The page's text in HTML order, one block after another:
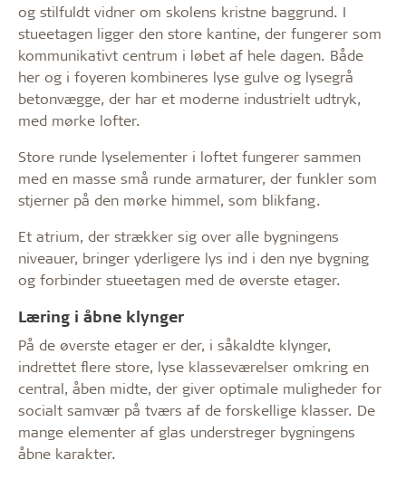
og stilfuldt vidner om skolens kristne baggrund. I
stueetagen ligger den store kantine, der fungerer som
kommunikativt centrum i løbet af hele dagen. Både
her og i foyeren kombineres lyse gulve og lysegrå
betonvægge, der har et moderne industrielt udtryk,
med mørke lofter.
Store runde lyselementer i loftet fungerer sammen
med en masse små runde armaturer, der funkler som
stjerner på den mørke himmel, som blikfang.
Et atrium, der strækker sig over alle bygningens
niveauer, bringer yderligere lys ind i den nye bygning
og forbinder stueetagen med de øverste etager.
Læring i åbne klynger
På de øverste etager er der, i såkaldte klynger,
indrettet flere store, lyse klasseværelser omkring en
central, åben midte, der giver optimale muligheder for
socialt samvær på tværs af de forskellige klasser. De
mange elementer af glas understreger bygningens
åbne karakter.